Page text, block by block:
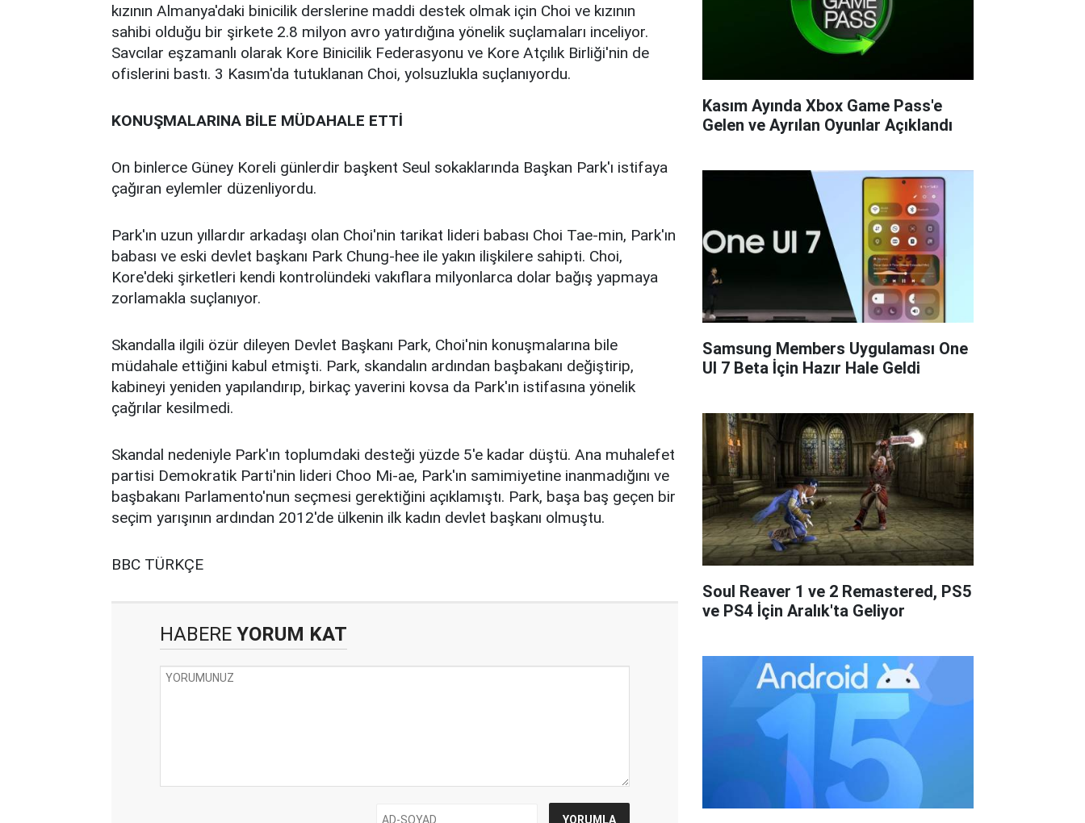
kızının Almanya'daki binicilik derslerine maddi destek olmak için Choi ve kızının
sahibi olduğu bir şirkete 2.8 milyon avro yatırdığına yönelik suçlamaları inceliyor.
Savcılar eşzamanlı olarak Kore Binicilik Federasyonu ve Kore Atçılık Birliği'nin de
ofislerini bastı. 3 Kasım'da tutuklanan Choi, yolsuzlukla suçlanıyordu.
KONUŞMALARINA BİLE MÜDAHALE ETTİ
On binlerce Güney Koreli günlerdir başkent Seul sokaklarında Başkan Park'ı istifaya
çağıran eylemler düzenliyordu.
Park'ın uzun yıllardır arkadaşı olan Choi'nin tarikat lideri babası Choi Tae-min, Park'ın
babası ve eski devlet başkanı Park Chung-hee ile yakın ilişkilere sahipti. Choi,
Kore'deki şirketleri kendi kontrolündeki vakıflara milyonlarca dolar bağış yapmaya
zorlamakla suçlanıyor.
Skandalla ilgili özür dileyen Devlet Başkanı Park, Choi'nin konuşmalarına bile
müdahale ettiğini kabul etmişti. Park, skandalın ardından başbakanı değiştirip,
kabineyi yeniden yapılandırıp, birkaç yaverini kovsa da Park'ın istifasına yönelik
çağrılar kesilmedi.
Skandal nedeniyle Park'ın toplumdaki desteği yüzde 5'e kadar düştü. Ana muhalefet
partisi Demokratik Parti'nin lideri Choo Mi-ae, Park'ın samimiyetine inanmadığını ve
başbakanı Parlamento'nun seçmesi gerektiğini açıklamıştı. Park, başa baş geçen bir
seçim yarışının ardından 2012'de ülkenin ilk kadın devlet başkanı olmuştu.
BBC TÜRKÇE
HABERE YORUM KAT
Kasım Ayında Xbox Game Pass'e
Gelen ve Ayrılan Oyunlar Açıklandı
Samsung Members Uygulaması One
UI 7 Beta İçin Hazır Hale Geldi
Soul Reaver 1 ve 2 Remastered, PS5
ve PS4 İçin Aralık'ta Geliyor